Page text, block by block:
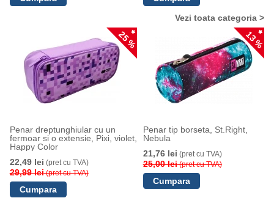
Vezi toata categoria >
25 %
Penar dreptunghiular cu un
fermoar si o extensie, Pixi, violet,
Happy Color
22,49 lei (pret cu TVA)
29,99 lei(pret cu TVA)
13 %
Penar tip borseta, St.Right,
Nebula
21,76 lei (pret cu TVA)
25,00 lei(pret cu TVA)